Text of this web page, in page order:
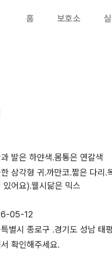
홈 보호소
발은 하얀색.몸통은 연갈색
삼각형 귀.까만코.짧은 다리.
있어요).웰시닮은 믹스
05-12
별시 종로구 .경기도 성남 태
확인해주세요.